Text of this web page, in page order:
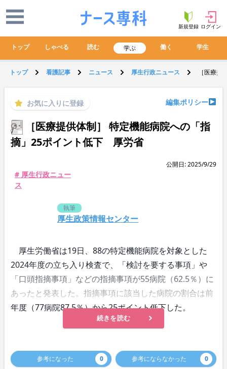
新規登録 ログイン
トップ しゃべる 読む 学ぶ 働く 学生
トップ 看護記事 ニュース 厚生行政ニュース ［医療
お気に入りに登録 編集ポリシー
［医療提供体制］ 特定機能病院への「指
摘」25ポイント低下 厚労省
公開日: 2025/9/29
# 厚生行政ニュー
ス
執筆
厚生政策情報センター
厚生労働省は19日、88の特定機能病院を対象とした
2024年度の立ち入り検査で、「検討を要する事項」や
「口頭指摘事項」などの指摘事項が55病院（62.5％）に
あったと発表した。指摘事項に該当した病院の割合は前
年度（77病院87.5％）から25ポイント低下した。
続きを読む
参考になった 0 参考にならなかった 0